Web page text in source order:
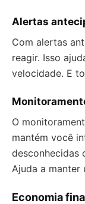
Alertas
Com alertas
reagir. Isso
velocidade. E
O
mantém você
desconhecidas
Ajuda a manter
Economia